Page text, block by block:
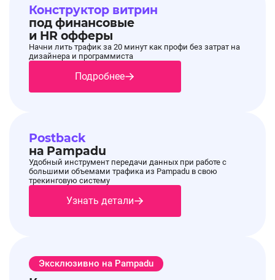
Конструктор витрин
под финансовые
и HR офферы
Начни лить трафик за 20 минут как профи без затрат на
дизайнера и программиста
Подробнее
Postback
на Pampadu
Удобный инструмент передачи данных при работе с
большими объемами трафика из Pampadu в свою
трекинговую систему
Узнать детали
Эксклюзивно на Pampadu